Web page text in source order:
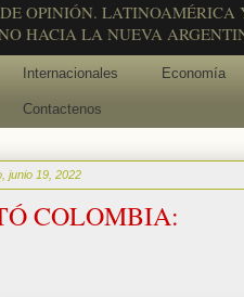
OPINIÓN.
HACIA LA NUEVA
Internacionales Economía
Contactenos
junio 19, 2022
COLOMBIA: